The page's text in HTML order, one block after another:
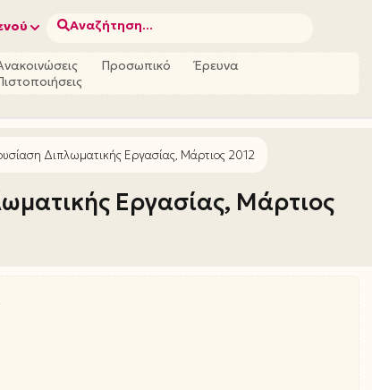
Αναζήτηση...
Προσωπικό
Έρευνα
Διπλωματικής Εργασίας, Μάρτιος 2012
Εργασίας, Μάρτιος